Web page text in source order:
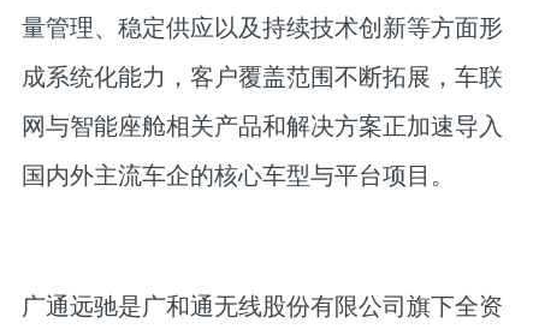
量管理、稳定供应以及持续技术创新等方面形
成系统化能力，客户覆盖范围不断拓展，车联
网与智能座舱相关产品和解决方案正加速导入
国内外主流车企的核心车型与平台项目。
广通远驰是广和通无线股份有限公司旗下全资